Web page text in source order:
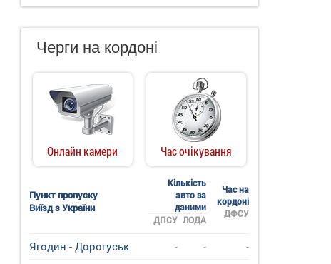
Черги на кордоні
Онлайн камери Час очікування
Пункт пропуску
Виїзд з України
Кількість
авто за
даними
Час на
кордоні
ДФСУ
ДПСУ ЛОДА
Ягодин - Дорогуськ - -
-